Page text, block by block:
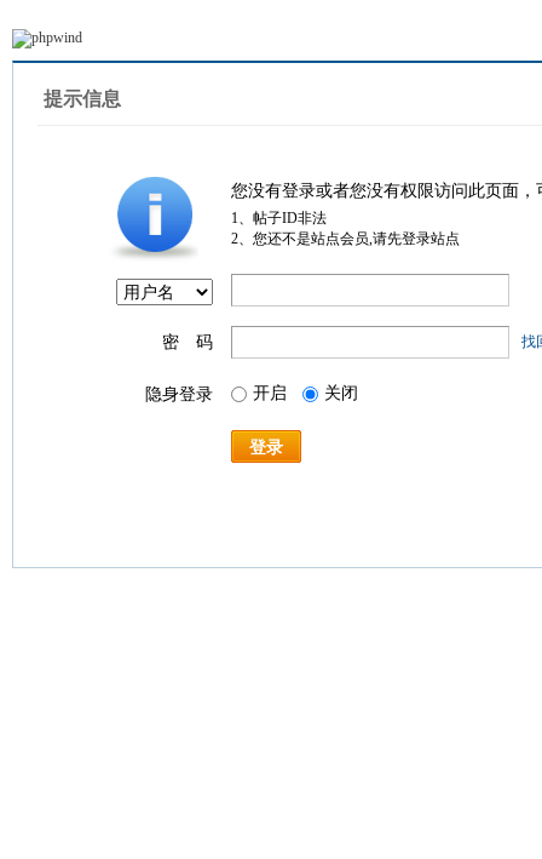
提示信息
您没有登录或者您没有权限访问此页面
1、帖子ID非法
2、您还不是站点会员,请先登录站点
密 码 找
隐身登录 开启 关闭
登录